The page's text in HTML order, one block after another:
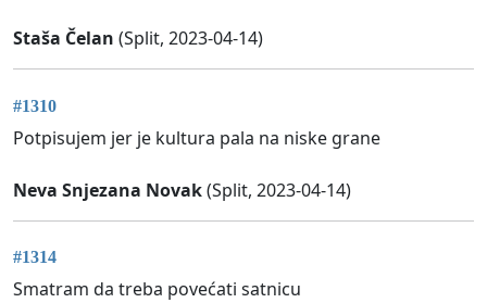
Staša Čelan (Split, 2023-04-14)
#1310
Potpisujem jer je kultura pala na niske grane
Neva Snjezana Novak(Split, 2023-04-14)
#1314
Smatram da treba povećati satnicu